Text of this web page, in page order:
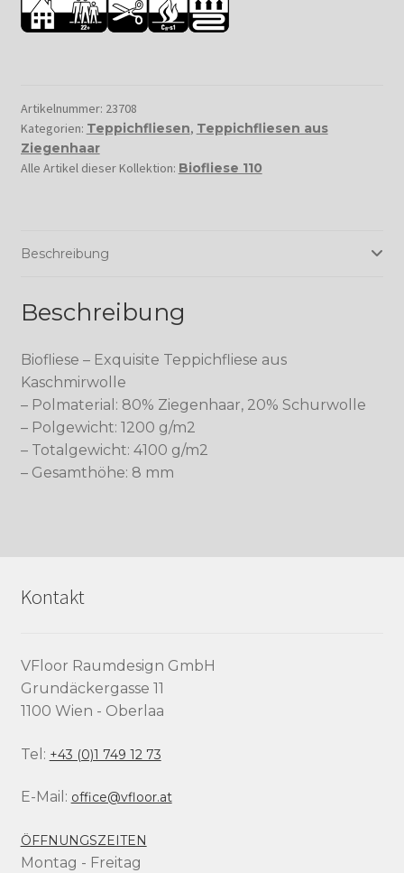
Artikelnummer: 23708
Kategorien: Teppichfliesen, Teppichfliesen aus
Ziegenhaar
Alle Artikel dieser Kollektion: Biofliese 110
Beschreibung
Beschreibung
Biofliese – Exquisite Teppichfliese aus
Kaschmirwolle
– Polmaterial: 80% Ziegenhaar, 20% Schurwolle
– Polgewicht: 1200 g/m2
– Totalgewicht: 4100 g/m2
– Gesamthöhe: 8 mm
Kontakt
VFloor Raumdesign GmbH
Grundäckergasse 11
1100 Wien - Oberlaa
Tel: +43 (0)1 749 12 73
E-Mail: office@vfloor.at
ÖFFNUNGSZEITEN
Montag - Freitag